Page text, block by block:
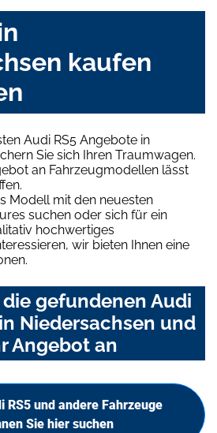
kaufen
Audi RS5 Angebote in
Sie sich Ihren Traumwagen.
an Fahrzeugmodellen lässt
Modell mit den neuesten
suchen oder sich für ein
hochwertiges
wir bieten Ihnen eine
gefundenen Audi
Niedersachsen und
Angebot an
RS5 und andere Fahrzeuge
Sie hier suchen